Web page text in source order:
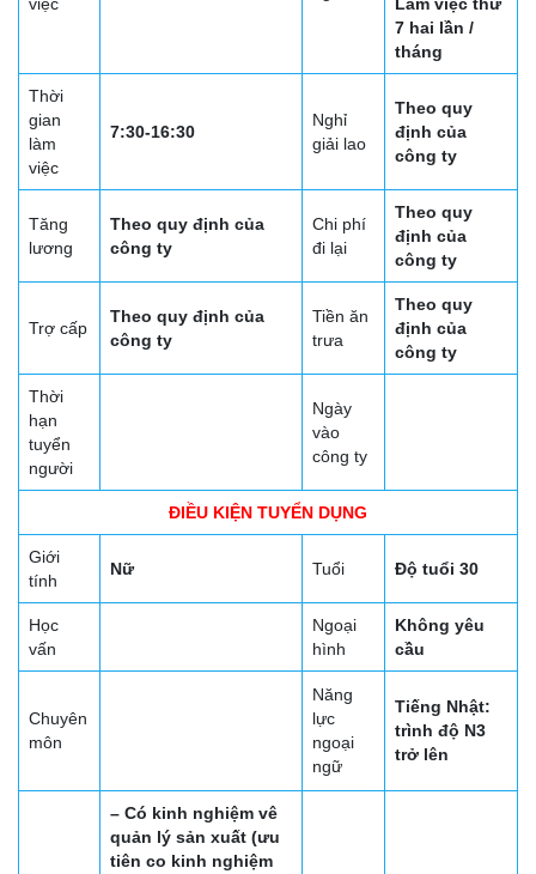
7 hai lần /
tháng
Thời
gian
làm
việc
7:30-16:30
Nghỉ
giải lao
Theo quy
định của
công ty
Tăng
lương
Theo quy định của
công ty
Chi phí
đi lại
Theo quy
định của
công ty
Trợ cấp
Theo quy định của
công ty
Tiền ăn
trưa
Theo quy
định của
công ty
Thời
hạn
tuyển
người
Ngày
vào
công ty
ĐIỀU KIỆN TUYỂN DỤNG
Giới
tính
Nữ Tuổi Độ tuổi 30
Học
vấn
Ngoại
hình
Không yêu
cầu
Chuyên
môn
Năng
lực
ngoại
ngữ
Tiếng Nhật:
trình độ N3
trở lên
– Có kinh nghiệm vê
quản lý sản xuất (ưu
tiên co kinh nghiệm